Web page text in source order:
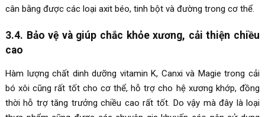
cân bằng được các loại axit béo, tinh bột và đường trong cơ thể.
3.4. Bảo vệ và giúp chắc khỏe xương, cải thiện chiều
cao
Hàm lượng chất dinh dưỡng vitamin K, Canxi và Magie trong cải
bó xôi cũng rất tốt cho cơ thể, hỗ trợ cho hệ xương khớp, đồng
thời hỗ trợ tăng trưởng chiều cao rất tốt. Do vậy mà đây là loại